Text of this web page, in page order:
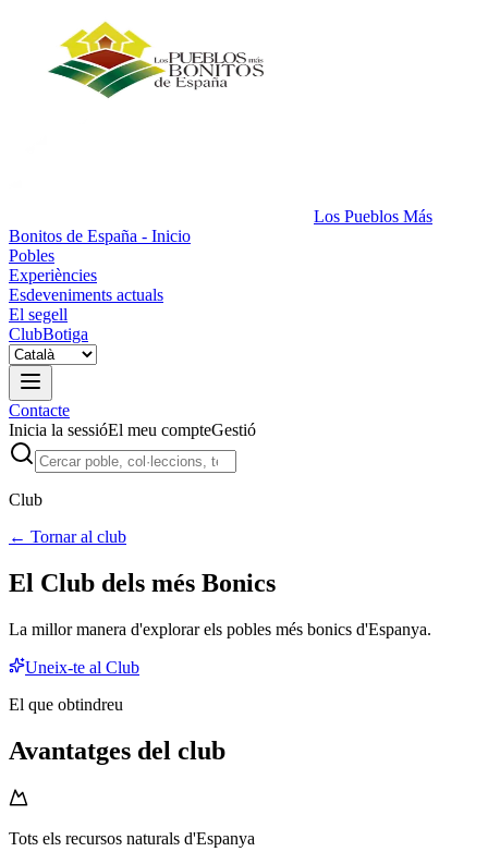
Los Pueblos Más
Bonitos de España - Inicio
Pobles
Experiències
Esdeveniments actuals
El segell
ClubBotiga
Contacte
Inicia la sessióEl meu compteGestió
Club
← Tornar al club
El Club dels més Bonics
La millor manera d'explorar els pobles més bonics d'Espanya.
Uneix-te al Club
El que obtindreu
Avantatges del club
Tots els recursos naturals d'Espanya